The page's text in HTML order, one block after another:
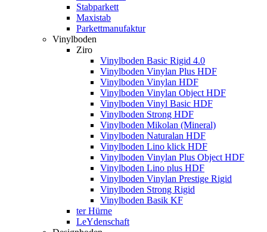
Stabparkett
Maxistab
Parkettmanufaktur
Vinylboden
Ziro
Vinylboden Basic Rigid 4.0
Vinylboden Vinylan Plus HDF
Vinylboden Vinylan HDF
Vinylboden Vinylan Object HDF
Vinylboden Vinyl Basic HDF
Vinylboden Strong HDF
Vinylboden Mikolan (Mineral)
Vinylboden Naturalan HDF
Vinylboden Lino klick HDF
Vinylboden Vinylan Plus Object HDF
Vinylboden Lino plus HDF
Vinylboden Vinylan Prestige Rigid
Vinylboden Strong Rigid
Vinylboden Basik KF
ter Hürne
LeYdenschaft